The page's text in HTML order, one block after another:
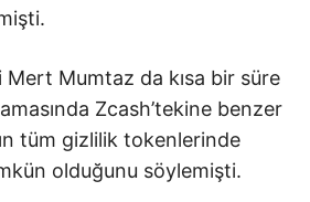
Mert Mumtaz da kısa bir süre
Zcash’tekine benzer
tüm gizlilik tokenlerinde
olduğunu söylemişti.